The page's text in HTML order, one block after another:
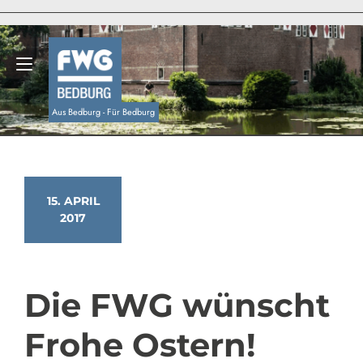
springen
Aus Bedburg - Für Bedburg
Navigation umschalten
15. APRIL
2017
Die FWG wünscht
Frohe Ostern!